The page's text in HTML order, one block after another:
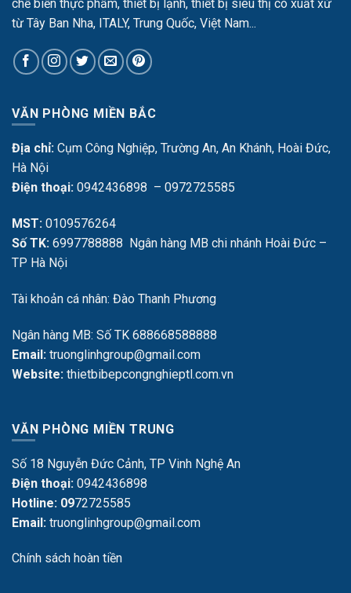
chế biến thực phẩm, thiết bị lạnh, thiết bị siêu thị có xuất xứ
từ Tây Ban Nha, ITALY, Trung Quốc, Việt Nam...
VĂN PHÒNG MIỀN BẮC
Địa chỉ: Cụm Công Nghiệp, Trường An, An Khánh, Hoài Đức,
Hà Nội
Điện thoại: 0942436898 – 0972725585
MST: 0109576264
Số TK: 6997788888 Ngân hàng MB chi nhánh Hoài Đức –
TP Hà Nội
Tài khoản cá nhân: Đào Thanh Phương
Ngân hàng MB: Số TK 688668588888
Email: truonglinhgroup@gmail.com
Website: thietbibepcongnghieptl.com.vn
VĂN PHÒNG MIỀN TRUNG
Số 18 Nguyễn Đức Cảnh, TP Vinh Nghệ An
Điện thoại: 0942436898
Hotline: 0972725585
Email: truonglinhgroup@gmail.com
Chính sách hoàn tiền